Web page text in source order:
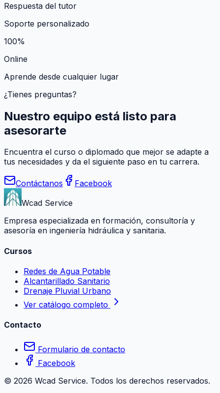
Respuesta del tutor
Soporte personalizado
100%
Online
Aprende desde cualquier lugar
¿Tienes preguntas?
Nuestro equipo está listo para
asesorarte
Encuentra el curso o diplomado que mejor se adapte a
tus necesidades y da el siguiente paso en tu carrera.
Contáctanos
Facebook
Wcad Service
Empresa especializada en formación, consultoría y
asesoría en ingeniería hidráulica y sanitaria.
Cursos
Redes de Agua Potable
Alcantarillado Sanitario
Drenaje Pluvial Urbano
Ver catálogo completo
Contacto
Formulario de contacto
Facebook
© 2026 Wcad Service. Todos los derechos reservados.